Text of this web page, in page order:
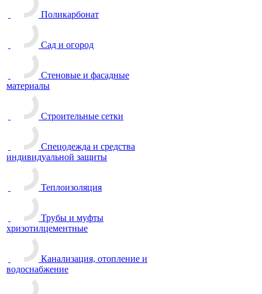
Поликарбонат
Сад и огород
Стеновые и фасадные
материалы
Строительные сетки
Спецодежда и средства
индивидуальной защиты
Теплоизоляция
Трубы и муфты
хризотилцементные
Канализация, отопление и
водоснабжение